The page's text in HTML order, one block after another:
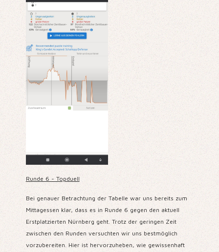
Runde 6 - Topduell
Bei genauer Betrachtung der Tabelle war uns bereits zum
Mittagessen klar, dass es in Runde 6 gegen den aktuell
Erstplatzierten Nürnberg geht. Trotz der geringen Zeit
zwischen den Runden versuchten wir uns bestmöglich
vorzubereiten. Hier ist hervorzuheben, wie gewissenhaft